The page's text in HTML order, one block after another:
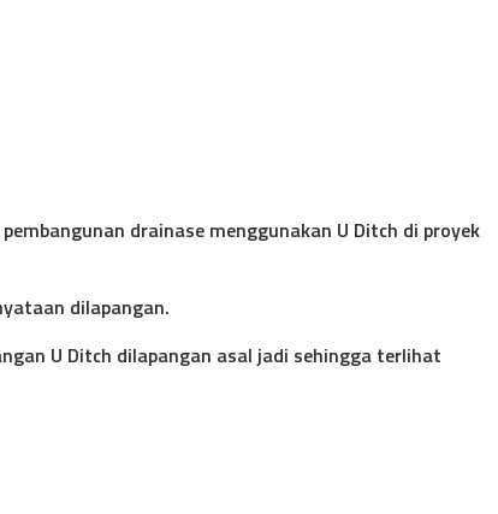
drainase menggunakan U Ditch di proyek
dilapangan.
U Ditch dilapangan asal jadi sehingga terlihat